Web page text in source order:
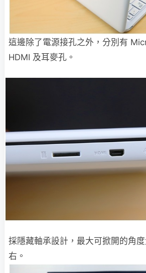
這邊除了電源接孔之外，分別有
HDMI 及耳麥孔。
採隱藏軸承設計，最大可掀開的角
右。